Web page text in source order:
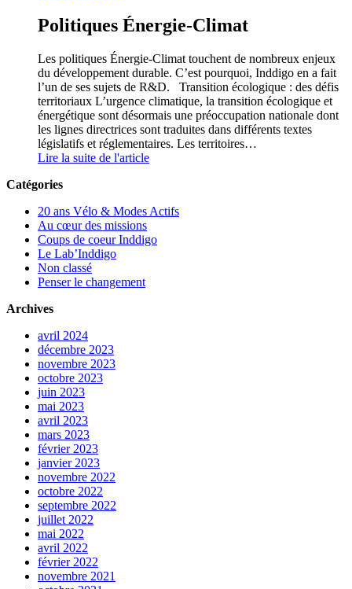
Politiques Énergie-Climat
Les politiques Énergie-Climat touchent de nombreux enjeux
du développement durable. C’est pourquoi, Inddigo en a fait
l’un de ses sujets de R&D. Transition écologique : des défis
territoriaux L’urgence climatique, la transition écologique et
énergétique sont désormais une préoccupation nationale dont
les lignes directrices sont traduites dans différents textes
législatifs et réglementaires. Les territoires…
Lire la suite de l'article
Catégories
20 ans Vélo & Modes Actifs
Au cœur des missions
Coups de coeur Inddigo
Le Lab’Inddigo
Non classé
Penser le changement
Archives
avril 2024
décembre 2023
novembre 2023
octobre 2023
juin 2023
mai 2023
avril 2023
mars 2023
février 2023
janvier 2023
novembre 2022
octobre 2022
septembre 2022
juillet 2022
mai 2022
avril 2022
février 2022
novembre 2021